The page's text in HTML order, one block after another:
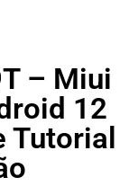
– Miui
12
Tutorial